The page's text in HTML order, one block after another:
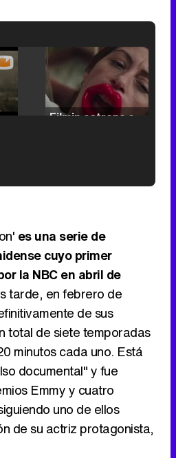
/
Tráiler en catalán de 'Ravalear', la nueva serie de HBO Max sobre los fondos buitre
Tráiler de la tercera temporada de 'The Walking Dead: Dead City' de AMC+
es una serie de
cuyo primer
la NBC en abril de
tarde, en febrero de
de sus
total de siete temporadas
minutos cada uno. Está
documental" y fue
Emmy y cuatro
uno de ellos
de su actriz protagonista,